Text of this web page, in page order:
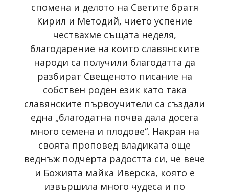
спомена и делото на Светите братя
Кирил и Методий, чието успение
чествахме същата неделя,
благодарение на които славянските
народи са получили благодатта да
разбират Свещеното писание на
собствен роден език като така
славянските първоучители са създали
една „благодатна почва дала досега
много семена и плодове“. Накрая на
своята проповед владиката още
веднъж подчерта радостта си, че вече
и Божията майка Иверска, която е
извършила много чудеса и по